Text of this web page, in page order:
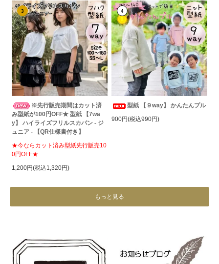
3
※先行販売期間はカット済
み型紙が100円OFF★ 型紙 【7wa
y】 ハイライズフリルスカパン - ジ
ュニア - 【QR仕様書付き】
★今ならカット済み型紙先行販売10
0円OFF★
1,200円(税込1,320円)
4
型紙 【９way】 かんたんプル
900円(税込990円)
もっと見る